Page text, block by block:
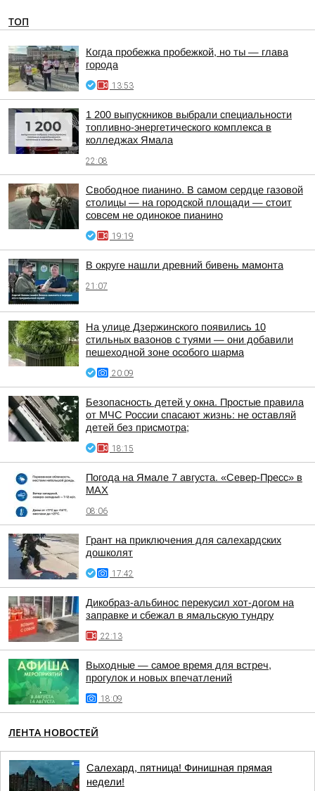
ТОП
Когда пробежка пробежкой, но ты — глава
города
13:53
1 200 выпускников выбрали специальности
топливно-энергетического комплекса в
колледжах Ямала
22:08
Свободное пианино. В самом сердце газовой
столицы — на городской площади — стоит
совсем не одинокое пианино
19:19
В округе нашли древний бивень мамонта
21:07
На улице Дзержинского появились 10
стильных вазонов с туями — они добавили
пешеходной зоне особого шарма
20:09
Безопасность детей у окна. Простые правила
от МЧС России спасают жизнь: не оставляй
детей без присмотра;
18:15
Погода на Ямале 7 августа. «Север-Пресс» в
MAX
08:06
Грант на приключения для салехардских
дошколят
17:42
Дикобраз-альбинос перекусил хот-догом на
заправке и сбежал в ямальскую тундру
22:13
Выходные — самое время для встреч,
прогулок и новых впечатлений
18:09
ЛЕНТА НОВОСТЕЙ
Салехард, пятница! Финишная прямая
недели!